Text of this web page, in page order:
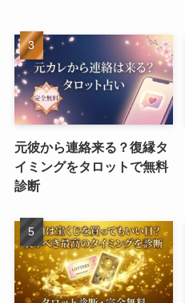
元彼から連絡来る？復縁タ
イミングをタロットで無料
診断